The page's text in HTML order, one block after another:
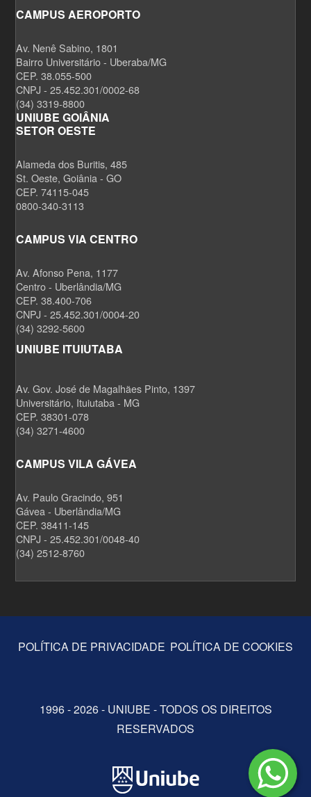
CAMPUS AEROPORTO
Av. Nenê Sabino, 1801
Bairro Universitário - Uberaba/MG
CEP. 38.055-500
CNPJ - 25.452.301/0002-68
(34) 3319-8800
UNIUBE GOIÂNIA
SETOR OESTE
Alameda dos Buritis, 485
St. Oeste, Goiânia - GO
CEP. 74115-045
0800-340-3113
CAMPUS VIA CENTRO
Av. Afonso Pena, 1177
Centro - Uberlândia/MG
CEP. 38.400-706
CNPJ - 25.452.301/0004-20
(34) 3292-5600
UNIUBE ITUIUTABA
Av. Gov. José de Magalhães Pinto, 1397
Universitário, Ituiutaba - MG
CEP. 38301-078
(34) 3271-4600
CAMPUS VILA GÁVEA
Av. Paulo Gracindo, 951
Gávea - Uberlândia/MG
CEP. 38411-145
CNPJ - 25.452.301/0048-40
(34) 2512-8760
POLÍTICA DE PRIVACIDADE POLÍTICA DE COOKIES
1996 - 2026 - UNIUBE - TODOS OS DIREITOS
RESERVADOS